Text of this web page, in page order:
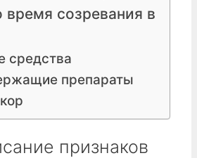
время созревания в
средства
препараты
признаков